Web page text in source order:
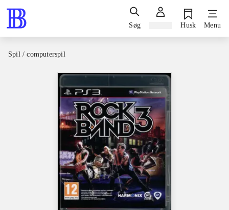
Søg Husk Menu
Spil / computerspil